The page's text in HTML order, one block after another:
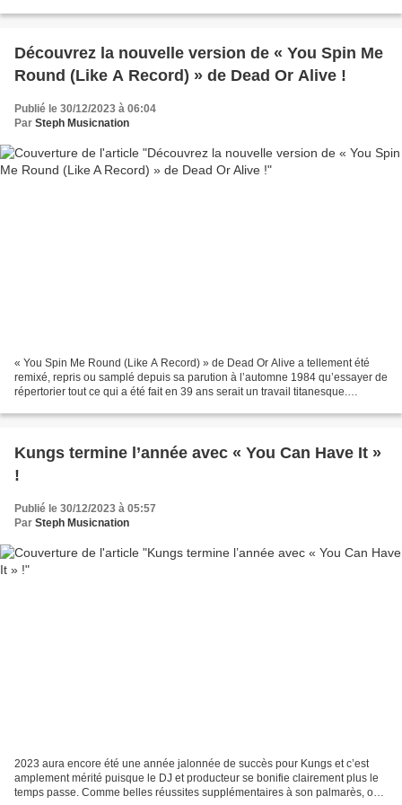
Découvrez la nouvelle version de « You Spin Me
Round (Like A Record) » de Dead Or Alive !
Publié le 30/12/2023 à 06:04
Par Steph Musicnation
« You Spin Me Round (Like A Record) » de Dead Or Alive a tellement été
remixé, repris ou samplé depuis sa parution à l’automne 1984 qu’essayer de
répertorier tout ce qui a été fait en 39 ans serait un travail titanesque.
Kungs termine l’année avec « You Can Have It »
!
Publié le 30/12/2023 à 05:57
Par Steph Musicnation
2023 aura encore été une année jalonnée de succès pour Kungs et c’est
amplement mérité puisque le DJ et producteur se bonifie clairement plus le
temps passe. Comme belles réussites supplémentaires à son palmarès, on